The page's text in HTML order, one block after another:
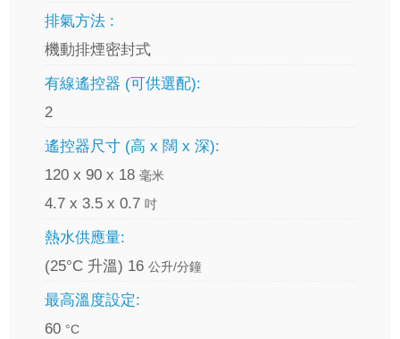
排氣方法 :
機動排煙密封式
有線遙控器 (可供選配):
2
遙控器尺寸 (高 x 闊 x 深):
120 x 90 x 18 毫米
4.7 x 3.5 x 0.7 吋
熱水供應量:
(25°C 升溫) 16 公升/分鐘
最高溫度設定:
60 °C